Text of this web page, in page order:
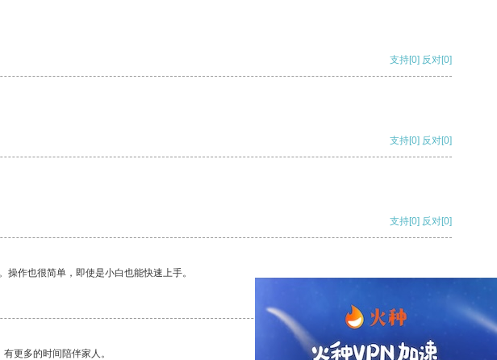
支持[0] 反对[0]
支持[0] 反对[0]
支持[0] 反对[0]
作也很简单，即使是小白也能快速上手。
更多的时间陪伴家人。